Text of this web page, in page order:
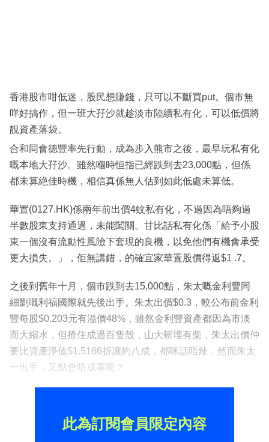
區
香港股市咁低迷，股民想賺錢，只可以不斷買put。個市無
咩好搞作，但一班大孖沙就趁淡市陸續私有化，可以低價將
靚資產落袋。
合和同會德豐率先行動，成為步入熊市之後，最早玩私有化
嘅本地大孖沙。雖然嗰時恒指已經跌到去23,000點，但係
都未算絶佳時機，相信真係無人估到如此低處未算低。
華置(0127.HK)係兩年前出價4蚊私有化，不過因為唔夠過
半數股東支持通過，未能闖關。甘比話私有化係「給予小股
東一個沒有流動性風險下套現的良機，以免他們有機會承受
更大損失。」，佢無講錯，的確宜家華置股價得返$1 .7。
之後到舊年十月，個市跌到去15,000點，朱太嘅金利豐同
細劉嘅利福國際就先後出手。朱太出價$0.3，較公布前金利
豐每股$0.203元有溢價48%，雖然金利豐資產都因為市淡
而大縮水，但揸住成過百隻殼，山大斬埋有柴，朱太出價仲
要比資產淨值$1.5166折讓約八成，都咪話唔辣，然而朱太
一出手，又點會唔成事呢？
此為訂閱會員限定內容